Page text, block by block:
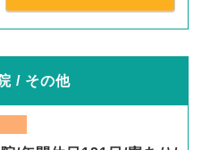
/ その他